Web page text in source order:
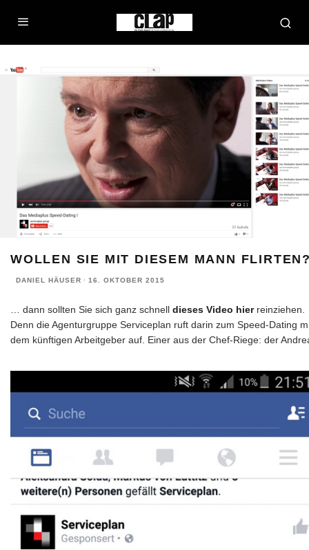
WOLLEN SIE MIT DIESEM MANN
DANIEL HÄUSER · 16. OKTOBER 2015
… dann sollten Sie sich ganz schnell dieses Video hierreinziehen.
Denn die Agenturgruppe Serviceplan ruft darin zum Speed-Dating
dem künftigen Arbeitgeber auf. Einer aus der Chef-Riege: der